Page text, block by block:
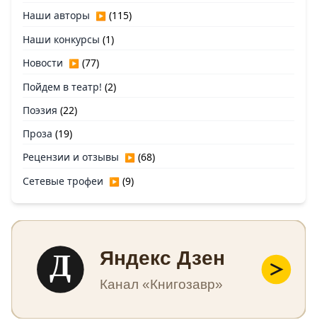
Наши авторы
▶ (115)
Наши конкурсы (1)
Новости
▶ (77)
Пойдем в театр! (2)
Поэзия (22)
Проза (19)
Рецензии и отзывы
▶ (68)
Сетевые трофеи
▶ (9)
Д Яндекс Дзен
Канал «Книгозавр»